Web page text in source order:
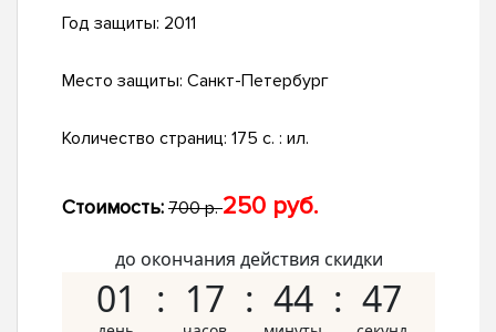
Год защиты: 2011
Место защиты: Санкт-Петербург
Количество страниц: 175 с. : ил.
Стоимость: 700 р.250 руб.
до окончания действия скидки
01 17 44 46